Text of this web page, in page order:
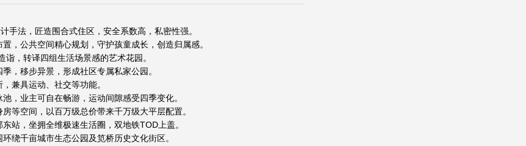
手法，匠造围合式住区，安全系数高，私密性强。
，公共空间精心规划，守护孩童成长，创造归属感。
诣，转译四组生活场景感的艺术花园。
，移步异景，形成社区专属私家公园。
兼具运动、社交等功能。
，业主可自在畅游，运动间隙感受四季变化。
等空间，以百万级总价带来千万级大平层配置。
站，坐拥全维极速生活圈，双地铁TOD上盖。
绕千亩城市生态公园及笕桥历史文化街区。